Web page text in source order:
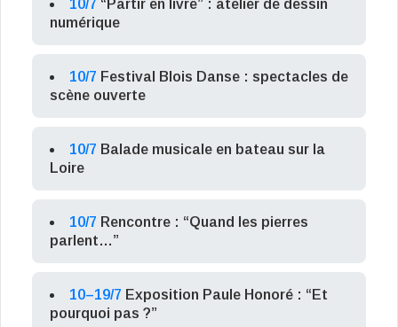
10/7 “Partir en livre” : atelier de dessin
numérique
10/7 Festival Blois Danse : spectacles de
scène ouverte
10/7 Balade musicale en bateau sur la
Loire
10/7 Rencontre : “Quand les pierres
parlent…”
10–19/7 Exposition Paule Honoré : “Et
pourquoi pas ?”